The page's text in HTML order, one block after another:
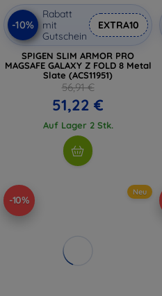
-10%
Rabatt
mit
Gutschein
EXTRA10
SPIGEN SLIM ARMOR PRO
MAGSAFE GALAXY Z FOLD 8 Metal
Slate (ACS11951)
56,91 €
51,22 €
Auf Lager 2 Stk.
-10%
Neu